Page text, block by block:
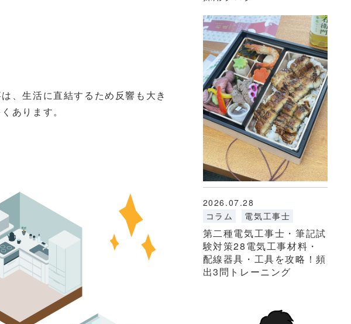
、生活に直結するため反響も大き
あります。
2026.07.28
コラム
電気工事士
第二種電気工事士・筆記試
験対策28電気工事材料・
配線器具・工具を攻略！頻
出3問トレーニング